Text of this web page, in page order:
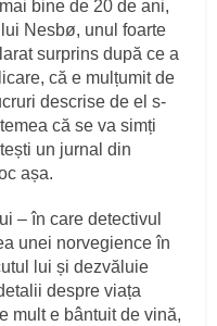
bine de 20 de ani,
Nesbø, unul foarte
surprins după ce a
că e mulțumit de
descrise de el s-
că se va simți
un jurnal din
așa.
– în care detectivul
unei norvegience în
lui și dezvăluie
despre viața
mult e bântuit de vină,